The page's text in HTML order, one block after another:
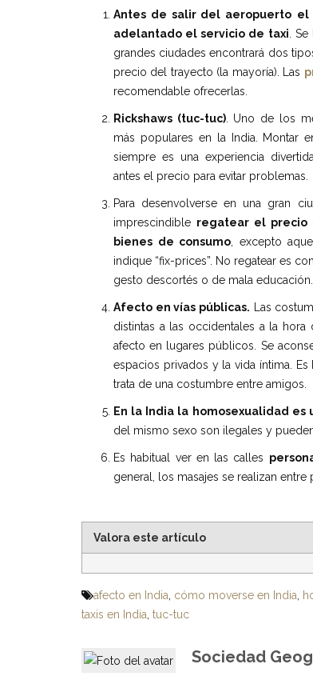
Antes de salir del aeropuerto el
adelantado el servicio de taxi .
grandes ciudades encontrará dos
precio del trayecto (la mayoría). Las
recomendable ofrecerlas.
Rickshaws (tuc-tuc). Uno de los
más populares en la India. Montar
siempre es una experiencia
antes el precio para evitar problemas.
Para desenvolverse en una gran
imprescindible regatear el precio
bienes de consumo , excepto
indique “fix-prices”. No regatear es
gesto descortés o de mala educación.
Afecto en vías públicas. Las
distintas a las occidentales a la hora
afecto en lugares públicos. Se
espacios privados y la vida íntima.
trata de una costumbre entre amigos.
En la India la homosexualidad es
del mismo sexo son ilegales y
Es habitual ver en las calles
general, los masajes se realizan entre
Valora este artículo
afecto en India cómo moverse en India
taxis en India tuc-tuc
Sociedad